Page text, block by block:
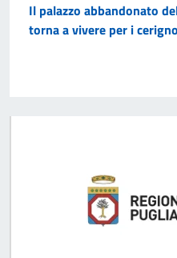
Il palazzo abbandonato
torna a vivere per i